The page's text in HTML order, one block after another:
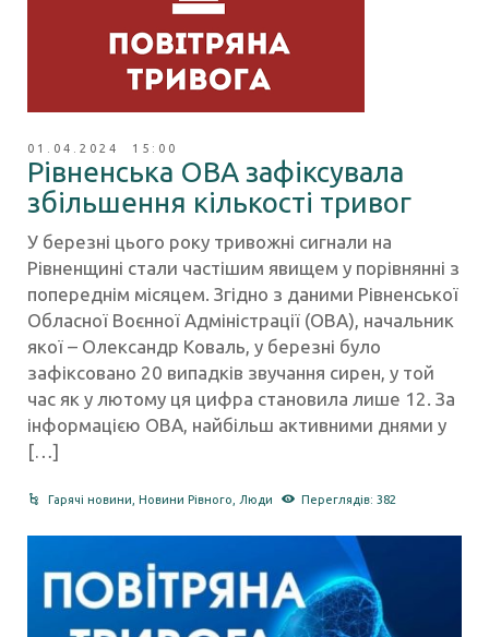
01.04.2024 15:00
Рівненська ОВА зафіксувала
збільшення кількості тривог
У березні цього року тривожні сигнали на
Рівненщині стали частішим явищем у порівнянні з
попереднім місяцем. Згідно з даними Рівненської
Обласної Воєнної Адміністрації (ОВА), начальник
якої – Олександр Коваль, у березні було
зафіксовано 20 випадків звучання сирен, у той
час як у лютому ця цифра становила лише 12. За
інформацією ОВА, найбільш активними днями у
[…]
Гарячі новини ,Новини Рівного Люди Переглядів: 382